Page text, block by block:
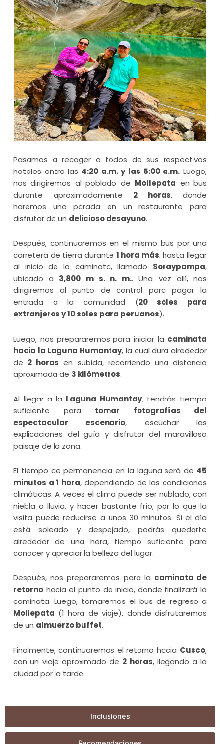
Inclusiones
Pasamos a recoger a todos de sus respectivos
hoteles entre las 4:20 a.m. y las 5:00 a.m. Luego,
nos dirigiremos al poblado de Mollepata en bus
durante aproximadamente 2 horas, donde
haremos una parada en un restaurante para
disfrutar de un delicioso desayuno.
Después, continuaremos en el mismo bus por una
carretera de tierra durante 1 hora más, hasta llegar
al inicio de la caminata, llamado Soraypampa,
ubicado a 3,800 m s. n. m.. Una vez allí, nos
dirigiremos al punto de control para pagar la
entrada a la comunidad (20 soles para
extranjeros y 10 soles para peruanos).
Luego, nos prepararemos para iniciar la caminata
hacia la Laguna Humantay, la cual dura alrededor
de 2 horas en subida, recorriendo una distancia
aproximada de 3 kilómetros.
Al llegar a la Laguna Humantay, tendrás tiempo
suficiente para tomar fotografías del
espectacular escenario, escuchar las
explicaciones del guía y disfrutar del maravilloso
paisaje de la zona.
El tiempo de permanencia en la laguna será de 45
minutos a 1 hora, dependiendo de las condiciones
climáticas. A veces el clima puede ser nublado, con
niebla o lluvia, y hacer bastante frío, por lo que la
visita puede reducirse a unos 30 minutos. Si el día
está soleado y despejado, podrás quedarte
alrededor de una hora, tiempo suficiente para
conocer y apreciar la belleza del lugar.
Después, nos prepararemos para la caminata de
retorno hacia el punto de inicio, donde finalizará la
caminata. Luego, tomaremos el bus de regreso a
Mollepata (1 hora de viaje), donde disfrutaremos
de un almuerzo buffet.
Finalmente, continuaremos el retorno hacia Cusco,
con un viaje aproximado de 2 horas, llegando a la
ciudad por la tarde.